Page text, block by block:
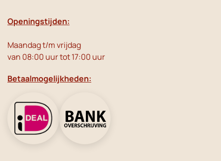
Openingstijden:
Maandag t/m vrijdag
van 08:00 uur tot 17:00 uur
Betaalmogelijkheden: